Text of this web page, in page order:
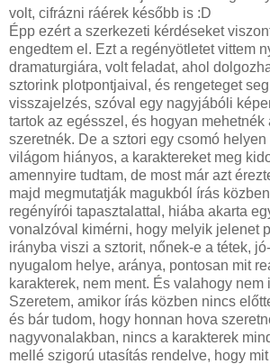
volt, cifrázni ráérek később is :D
Épp ezért a szerkezeti kérdéseket
engedtem el. Ezt a regényötletet vittem
dramaturgiára, volt feladat, ahol
sztorink plotpontjaival, és rengeteget
visszajelzés, szóval egy nagyjábóli
tartok az egésszel, és hogyan mehetnék
szeretnék. De a sztori egy csomó helyen
világom hiányos, a karaktereket meg
amennyire tudtam, de most már azt
majd megmutatják magukból írás
regényírói tapasztalattal, hiába akarta
vonalzóval kimérni, hogy melyik jelenet
irányba viszi a sztorit, nőnek-e a tétek,
nyugalom helye, aránya, pontosan mit
karakterek, nem ment. És valahogy nem
Szeretem, amikor írás közben nincs
és bár tudom, hogy honnan hova
nagyvonalakban, nincs a karakterek
mellé szigorú utasítás rendelve, hogy